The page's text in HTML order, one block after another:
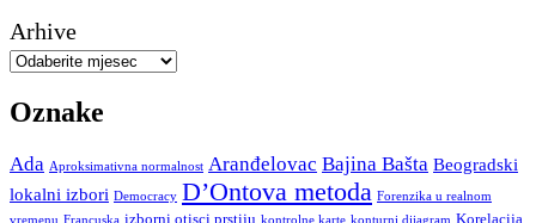
Arhive
Oznake
Ada Aproksimativna normalnost Aranđelovac Bajina Bašta Beogradski
lokalni izbori Democracy D’Ontova metoda Forenzika u realnom
vremenu Francuska izborni otisci prstiju kontrolne karte konturni dijagram Korelacija